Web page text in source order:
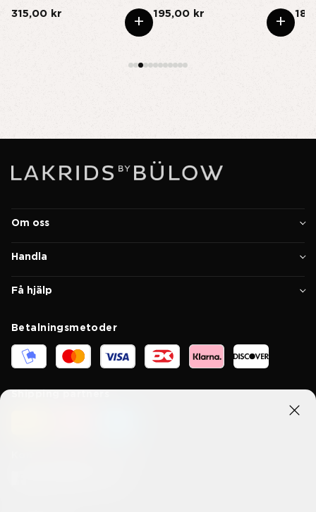
315,00 kr
+
195,00 kr
+
Om oss
Handla
Få hjälp
Betalningsmetoder